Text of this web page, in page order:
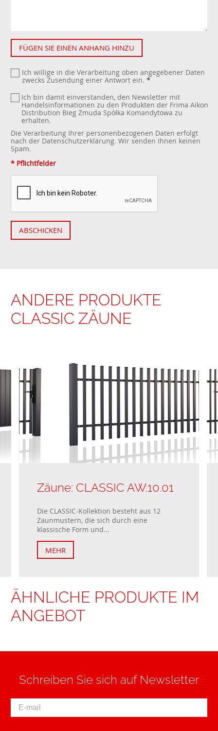
FÜGEN SIE EINEN ANHANG HINZU
Ich willige in die Verarbeitung oben angegebener Daten
zwecks Zusendung einer Antwort ein. *
Ich bin damit einverstanden, den Newsletter mit
Handelsinformationen zu den Produkten der Frima Aikon
Distribution Bieg Żmuda Spółka Komandytowa zu
erhalten.
Die Verarbeitung Ihrer personenbezogenen Daten erfolgt
nach der Datenschutzerklärung. Wir senden Ihnen keinen
Spam.
* Pflichtfelder
ABSCHICKEN
ANDERE PRODUKTE
CLASSIC ZÄUNE
Zäune: CLASSIC AW.10.01
Die CLASSIC-Kollektion besteht aus 12
Zaunmustern, die sich durch eine
klassische Form und...
MEHR
ÄHNLICHE PRODUKTE IM
ANGEBOT
Schreiben Sie sich auf Newsletter